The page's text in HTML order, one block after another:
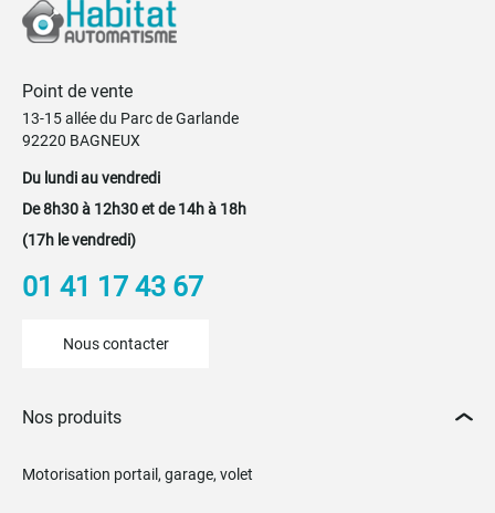
Point de vente
13-15 allée du Parc de Garlande
92220 BAGNEUX
Du lundi au vendredi
De 8h30 à 12h30 et de 14h à 18h
(17h le vendredi)
01 41 17 43 67
Nous contacter
Nos produits
Motorisation portail, garage, volet